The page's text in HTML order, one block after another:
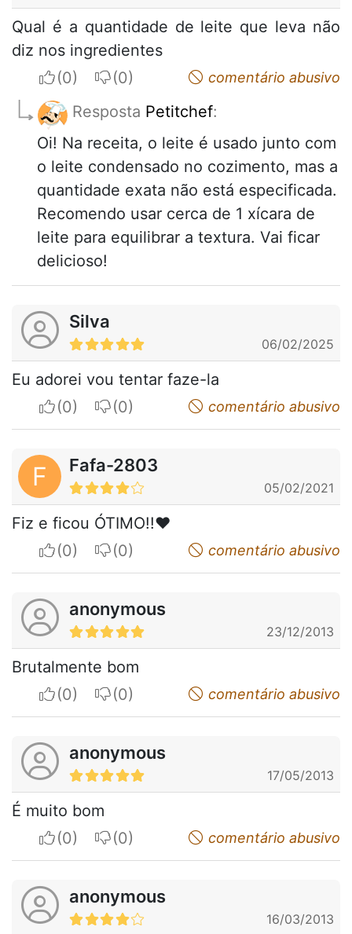
Qual é a quantidade de leite que leva não
diz nos ingredientes
I apreciateI do not appreciatecomentário abusivo
Resposta Petitchef:
Oi! Na receita, o leite é usado junto com
o leite condensado no cozimento, mas a
quantidade exata não está especificada.
Recomendo usar cerca de 1 xícara de
leite para equilibrar a textura. Vai ficar
delicioso!
Silva
06/02/2025
Eu adorei vou tentar faze-la
I apreciateI do not appreciatecomentário abusivo
F Fafa-2803
05/02/2021
Fiz e ficou ÓTIMO!!❤️
I apreciateI do not appreciatecomentário abusivo
anonymous
23/12/2013
Brutalmente bom
I apreciateI do not appreciatecomentário abusivo
anonymous
17/05/2013
É muito bom
I apreciateI do not appreciatecomentário abusivo
anonymous
16/03/2013